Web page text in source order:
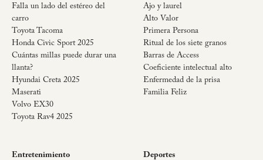
Falla un lado del estéreo del
carro
Toyota Tacoma
Honda Civic Sport 2025
Cuántas millas puede durar una
llanta?
Hyundai Creta 2025
Maserati
Volvo EX30
Toyota Rav4 2025
Ajo y laurel
Alto Valor
Primera Persona
Ritual de los siete granos
Barras de Access
Coeficiente intelectual alto
Enfermedad de la prisa
Familia Feliz
Entretenimiento Deportes